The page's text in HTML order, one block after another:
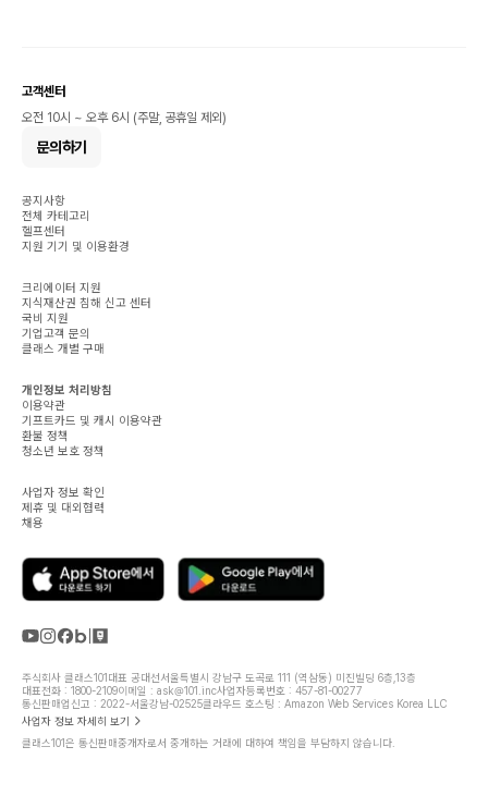
고객센터
오전 10시 ~ 오후 6시 (주말, 공휴일 제외)
문의하기
공지사항
전체 카테고리
헬프센터
지원 기기 및 이용환경
크리에이터 지원
지식재산권 침해 신고 센터
국비 지원
기업고객 문의
클래스 개별 구매
개인정보 처리방침
이용약관
기프트카드 및 캐시 이용약관
환불 정책
청소년 보호 정책
사업자 정보 확인
제휴 및 대외협력
채용
주식회사 클래스101대표 공대선서울특별시 강남구 도곡로 111 (역삼동) 미진빌딩 6층,13층
대표전화 : 1800-2109이메일 : ask@101.inc사업자등록번호 : 457-81-00277
통신판매업신고 : 2022-서울강남-02525클라우드 호스팅 : Amazon Web Services Korea LLC
사업자 정보 자세히 보기
클래스101은 통신판매중개자로서 중개하는 거래에 대하여 책임을 부담하지 않습니다.